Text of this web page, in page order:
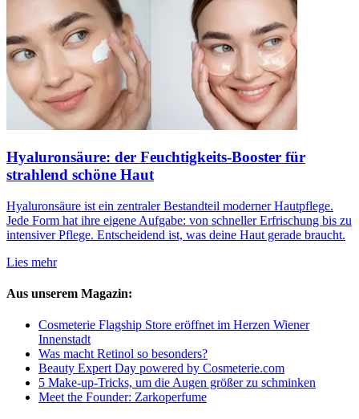
Hyaluronsäure: der Feuchtigkeits-Booster für
strahlend schöne Haut
Hyaluronsäure ist ein zentraler Bestandteil moderner Hautpflege.
Jede Form hat ihre eigene Aufgabe: von schneller Erfrischung bis zu
intensiver Pflege. Entscheidend ist, was deine Haut gerade braucht.
Lies mehr
Aus unserem Magazin:
Cosmeterie Flagship Store eröffnet im Herzen Wiener
Innenstadt
Was macht Retinol so besonders?
Beauty Expert Day powered by Cosmeterie.com
5 Make-up-Tricks, um die Augen größer zu schminken
Meet the Founder: Zarkoperfume